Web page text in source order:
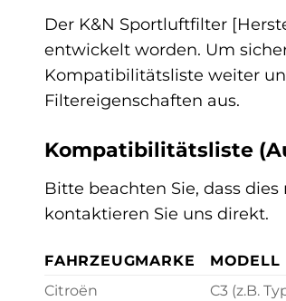
Der K&N Sportluftfilter
entwickelt worden. Um
Kompatibilitätsliste weiter
Filtereigenschaften aus.
Kompatibilitätsliste
Bitte beachten Sie, dass
kontaktieren Sie uns direkt.
FAHRZEUGMARKE MODELL
Citroën
C3 (z.B.